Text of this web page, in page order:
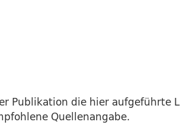
Publikation die hier aufgeführte
Quellenangabe.